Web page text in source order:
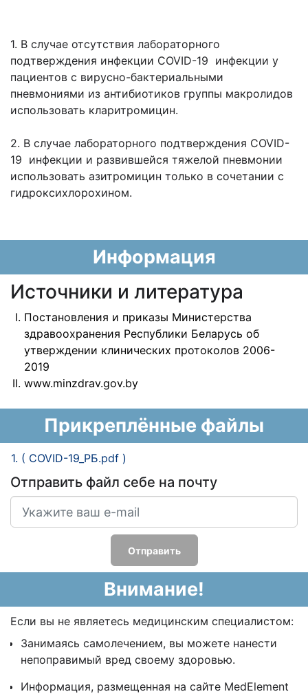
1. В случае отсутствия лабораторного
подтверждения инфекции COVID-19 инфекции у
пациентов с вирусно-бактериальными
пневмониями из антибиотиков группы макролидов
использовать кларитромицин.
2. В случае лабораторного подтверждения COVID-
19 инфекции и развившейся тяжелой пневмонии
использовать азитромицин только в сочетании с
гидроксихлорохином.
Информация
Источники и литература
Постановления и приказы Министерства
здравоохранения Республики Беларусь об
утверждении клинических протоколов 2006-
2019
www.minzdrav.gov.by
Прикреплённые файлы
1. ( COVID-19_РБ.pdf )
Отправить файл себе на почту
Отправить
Внимание!
Если вы не являетесь медицинским специалистом:
Занимаясь самолечением, вы можете нанести
непоправимый вред своему здоровью.
Информация, размещенная на сайте MedElement